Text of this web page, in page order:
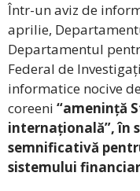
Într-un aviz de
aprilie,
Departamentul
Federal de
informatice nocive
coreeni “amenință
internațională”, în
semnificativă
sistemului